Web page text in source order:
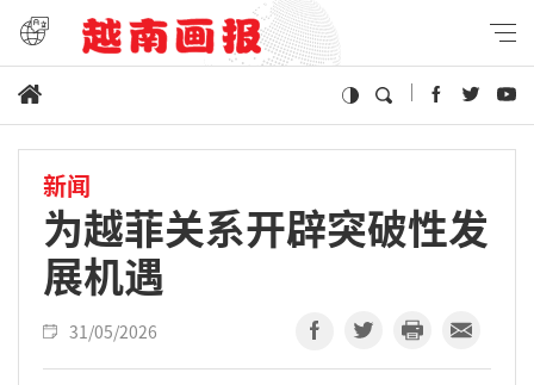
新闻
为越菲关系开辟突破性发
展机遇
31/05/2026